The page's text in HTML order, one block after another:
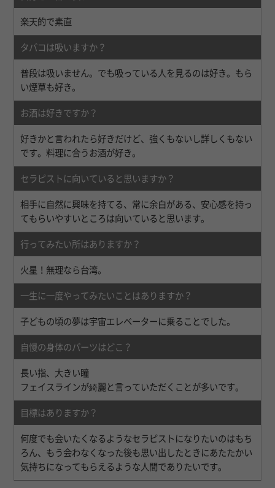
楽天的で素直
タバコは吸いますか？
普段は吸いません。でも吸っている人を見るのは好き。もら
い煙草も好き。
お酒は好きですか？
好きかと言われたら好きだけど、強くもないし詳しくもない
です。料理に合うお酒が好き。
セラピストに向いていると思いますか？
相手に自然に興味を持てる、常に余白がある、安心感を持っ
てもらいやすいところは向いていると思います。
行ってみたい所はありますか？
火星！無理なら台湾。
一生に一度やってみたいことはありますか？
子どもの頃の夢は宇宙エレベーターに乗ることでした。
自慢の身体のパーツはどこ？
長い指、大きい瞳
フェイスラインが綺麗と言っていただくことが多いです。
目標はありますか？
何度でも会いたくなるようなセラピストになりたいのはもち
ろん、もう会わなくなった後も思い出したときにあたたかい
気持ちになってもらえるような人間でありたいです。